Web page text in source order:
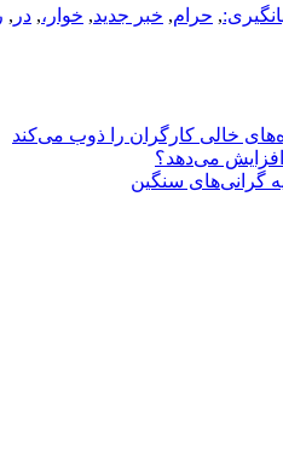
, حرام, خبر جدید, خوار،, در ,
افزایش می‌دهد؟
گرانی‌های سنگین